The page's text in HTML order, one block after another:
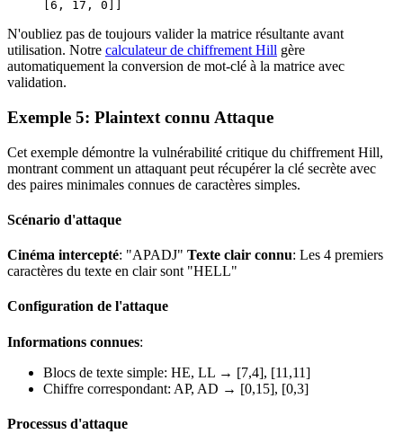
N'oubliez pas de toujours valider la matrice résultante avant
utilisation. Notre calculateur de chiffrement Hill gère
automatiquement la conversion de mot-clé à la matrice avec
validation.
Exemple 5: Plaintext connu Attaque
Cet exemple démontre la vulnérabilité critique du chiffrement Hill,
montrant comment un attaquant peut récupérer la clé secrète avec
des paires minimales connues de caractères simples.
Scénario d'attaque
Cinéma intercepté: "APADJ" Texte clair connu: Les 4 premiers
caractères du texte en clair sont "HELL"
Configuration de l'attaque
Informations connues:
Blocs de texte simple: HE, LL → [7,4], [11,11]
Chiffre correspondant: AP, AD → [0,15], [0,3]
Processus d'attaque